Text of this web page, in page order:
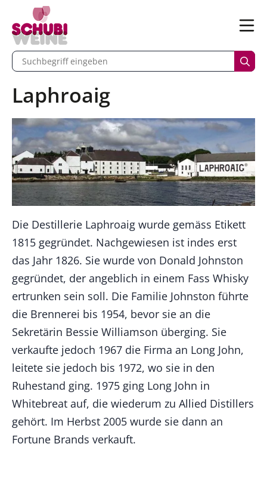
Menü
eingeben
Laphroaig
Die Destillerie Laphroaig wurde gemäss Etikett
1815 gegründet. Nachgewiesen ist indes erst
das Jahr 1826. Sie wurde von Donald Johnston
gegründet, der angeblich in einem Fass Whisky
ertrunken sein soll. Die Familie Johnston führte
die Brennerei bis 1954, bevor sie an die
Sekretärin Bessie Williamson überging. Sie
verkaufte jedoch 1967 die Firma an Long John,
leitete sie jedoch bis 1972, wo sie in den
Ruhestand ging. 1975 ging Long John in
Whitebreat auf, die wiederum zu Allied Distillers
gehört. Im Herbst 2005 wurde sie dann an
Fortune Brands verkauft.